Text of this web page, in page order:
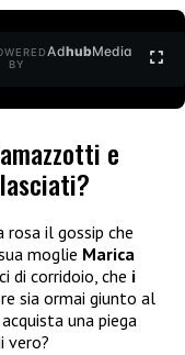
BY
AdhubMedia
e
rosa il gossip che
moglie Marica
di corridoio, che i
sia ormai giunto al
una piega
vero?